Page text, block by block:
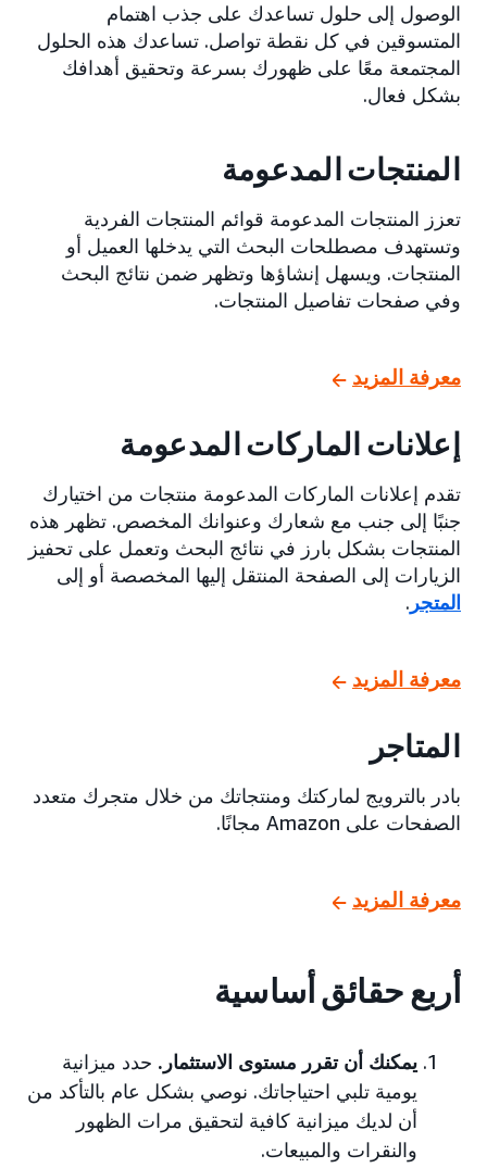
الوصول إلى حلول تساعدك على جذب اهتمام
المتسوقين في كل نقطة تواصل. تساعدك هذه الحلول
المجتمعة معًا على ظهورك بسرعة وتحقيق أهدافك
بشكل فعال.
المنتجات المدعومة
تعزز المنتجات المدعومة قوائم المنتجات الفردية
وتستهدف مصطلحات البحث التي يدخلها العميل أو
المنتجات. ويسهل إنشاؤها وتظهر ضمن نتائج البحث
وفي صفحات تفاصيل المنتجات.
معرفة المزيد
إعلانات الماركات المدعومة
تقدم إعلانات الماركات المدعومة منتجات من اختيارك
جنبًا إلى جنب مع شعارك وعنوانك المخصص. تظهر هذه
المنتجات بشكل بارز في نتائج البحث وتعمل على تحفيز
الزيارات إلى الصفحة المنتقل إليها المخصصة أو إلى
المتجر .
معرفة المزيد
المتاجر
بادر بالترويج لماركتك ومنتجاتك من خلال متجرك متعدد
الصفحات على Amazon مجانًا.
معرفة المزيد
أربع حقائق أساسية
يمكنك أن تقرر مستوى الاستثمار. حدد ميزانية
يومية تلبي احتياجاتك. نوصي بشكل عام بالتأكد من
أن لديك ميزانية كافية لتحقيق مرات الظهور
والنقرات والمبيعات.